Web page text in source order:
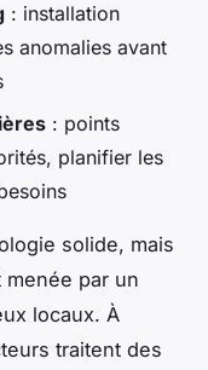
: installation
anomalies avant
: points
planifier les
solide, mais
par un
locaux. À
traitent des